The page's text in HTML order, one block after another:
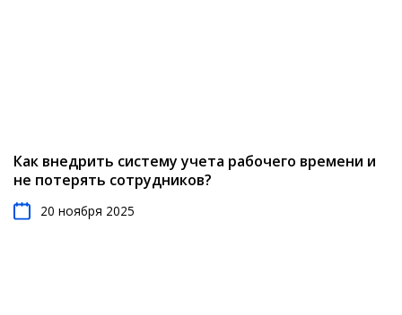
Как внедрить систему учета рабочего времени и
не потерять сотрудников?
20 ноября 2025